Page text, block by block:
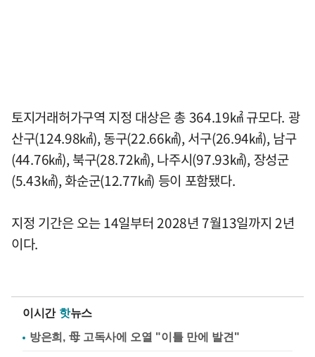
토지거래허가구역 지정 대상은 총 364.19㎢ 규모다. 광
산구(124.98㎢), 동구(22.66㎢), 서구(26.94㎢), 남구
(44.76㎢), 북구(28.72㎢), 나주시(97.93㎢), 장성군
(5.43㎢), 화순군(12.77㎢) 등이 포함됐다.
지정 기간은 오는 14일부터 2028년 7월13일까지 2년
이다.
이시간 핫뉴스
방은희, 母 고독사에 오열 "이틀 만에 발견"